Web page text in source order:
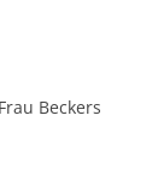
Beckers